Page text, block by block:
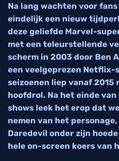
Na lang wachten voor
eindelijk een nieuw
deze geliefde Marvel-
met een teleurstellende
scherm in 2003 door Ben
een veelgeprezen Netflix-
seizoenen liep vanaf 2015
hoofdrol. Na het einde
shows leek het erop dat
nemen van het
Daredevil onder zijn
hele on-screen koers van